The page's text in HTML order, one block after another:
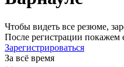
Чтобы видеть все резюме,
После регистрации покажем
Зарегистрироваться
За всё время